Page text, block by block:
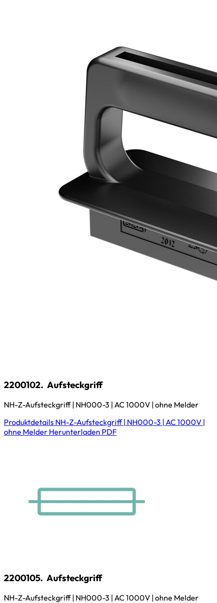
2200102. Aufsteckgriff
NH-Z-Aufsteckgriff | NH000-3 | AC 1000V | ohne Melder
Produktdetails NH-Z-Aufsteckgriff | NH000-3 | AC 1000V |
ohne Melder Herunterladen PDF
2200105. Aufsteckgriff
NH-Z-Aufsteckgriff | NH000-3 | AC 1000V | ohne Melder